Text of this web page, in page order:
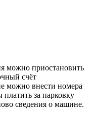
можно приостановить
счёт
можно внести номера
платить за парковку
сведения о машине.